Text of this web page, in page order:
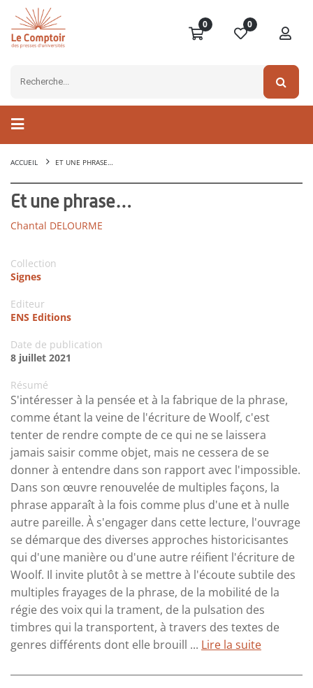
0 0
ACCUEIL ET UNE PHRASE…
Et une phrase…
Chantal DELOURME
Collection
Signes
Editeur
ENS Editions
Date de publication
8 juillet 2021
Résumé
S'intéresser à la pensée et à la fabrique de la phrase,
comme étant la veine de l'écriture de Woolf, c'est
tenter de rendre compte de ce qui ne se laissera
jamais saisir comme objet, mais ne cessera de se
donner à entendre dans son rapport avec l'impossible.
Dans son œuvre renouvelée de multiples façons, la
phrase apparaît à la fois comme plus d'une et à nulle
autre pareille. À s'engager dans cette lecture, l'ouvrage
se démarque des diverses approches historicisantes
qui d'une manière ou d'une autre réifient l'écriture de
Woolf. Il invite plutôt à se mettre à l'écoute subtile des
multiples frayages de la phrase, de la mobilité de la
régie des voix qui la trament, de la pulsation des
timbres qui la transportent, à travers des textes de
genres différents dont elle brouill ... Lire la suite